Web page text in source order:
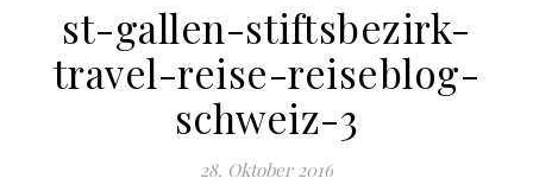
st-gallen-stiftsbezirk-
travel-reise-reiseblog-
schweiz-3
28. Oktober 2016